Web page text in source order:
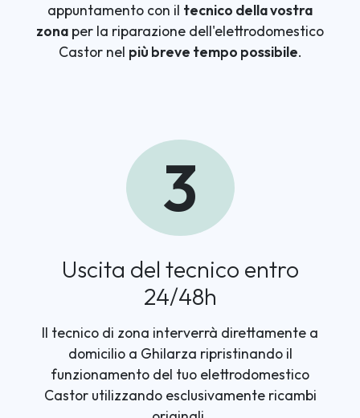
appuntamento con il tecnico della vostra
zona per la riparazione dell'elettrodomestico
Castor nel più breve tempo possibile.
3
Uscita del tecnico entro
24/48h
Il tecnico di zona interverrà direttamente a
domicilio a Ghilarza ripristinando il
funzionamento del tuo elettrodomestico
Castor utilizzando esclusivamente ricambi